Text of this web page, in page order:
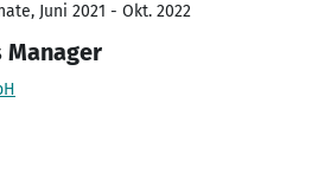
Juni 2021 - Okt. 2022